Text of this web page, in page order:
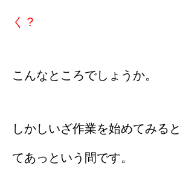
く？
こんなところでしょうか。
しかしいざ作業を始めてみる
てあっという間です。